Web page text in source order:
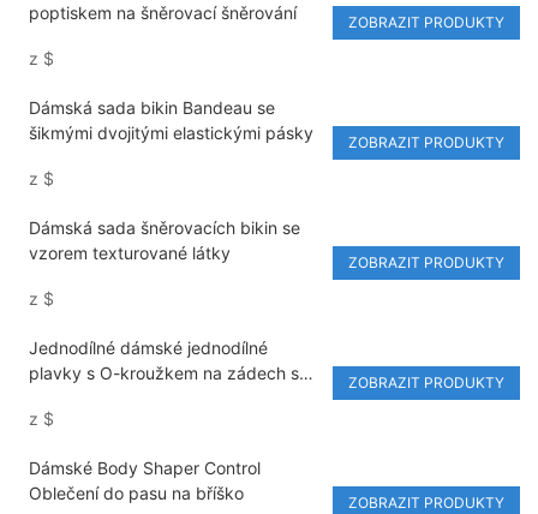
poptiskem na šněrovací šněrování
z $
ZOBRAZIT PRODUKTY
Dámská sada bikin Bandeau se
šikmými dvojitými elastickými pásky
z $
ZOBRAZIT PRODUKTY
Dámská sada šněrovacích bikin se
vzorem texturované látky
z $
ZOBRAZIT PRODUKTY
Jednodílné dámské jednodílné
plavky s O-kroužkem na zádech s
z $
ZOBRAZIT PRODUKTY
Dámské Body Shaper Control
Oblečení do pasu na bříško
ZOBRAZIT PRODUKTY